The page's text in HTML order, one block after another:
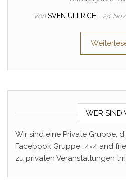
Von SVEN ULLRICH 28.
WER SIND
Wir sind eine Private Gruppe,
Facebook Gruppe „4×4 and
zu privaten Veranstaltungen